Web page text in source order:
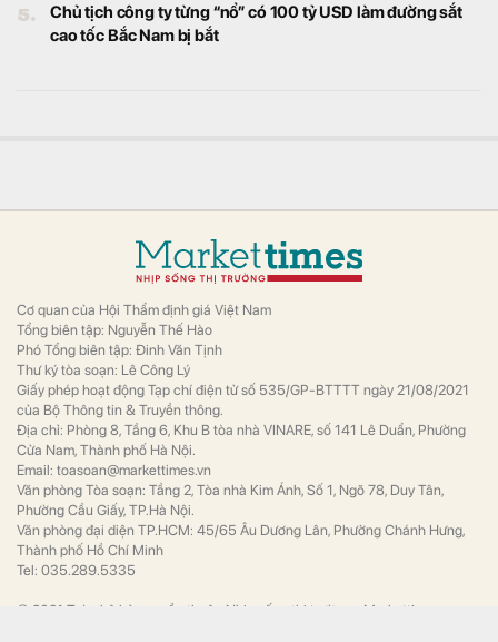
5.
Chủ tịch công ty từng “nổ” có 100 tỷ USD làm đường sắt
cao tốc Bắc Nam bị bắt
Cơ quan của Hội Thẩm định giá Việt Nam
Tổng biên tập: Nguyễn Thế Hào
Phó Tổng biên tập: Đinh Văn Tịnh
Thư ký tòa soạn: Lê Công Lý
Giấy phép hoạt động Tạp chí điện tử số 535/GP-BTTTT ngày 21/08/2021
của Bộ Thông tin & Truyền thông.
Địa chỉ: Phòng 8, Tầng 6, Khu B tòa nhà VINARE, số 141 Lê Duẩn, Phường
Cửa Nam, Thành phố Hà Nội.
Email: toasoan@markettimes.vn
Văn phòng Tòa soạn: Tầng 2, Tòa nhà Kim Ánh, Số 1, Ngõ 78, Duy Tân,
Phường Cầu Giấy, TP.Hà Nội.
Văn phòng đại diện TP.HCM: 45/65 Âu Dương Lân, Phường Chánh Hưng,
Thành phố Hồ Chí Minh
Tel: 035.289.5335
© 2021 Toàn bộ bản quyền thuộc Nhịp sống thị trường - Markettimes